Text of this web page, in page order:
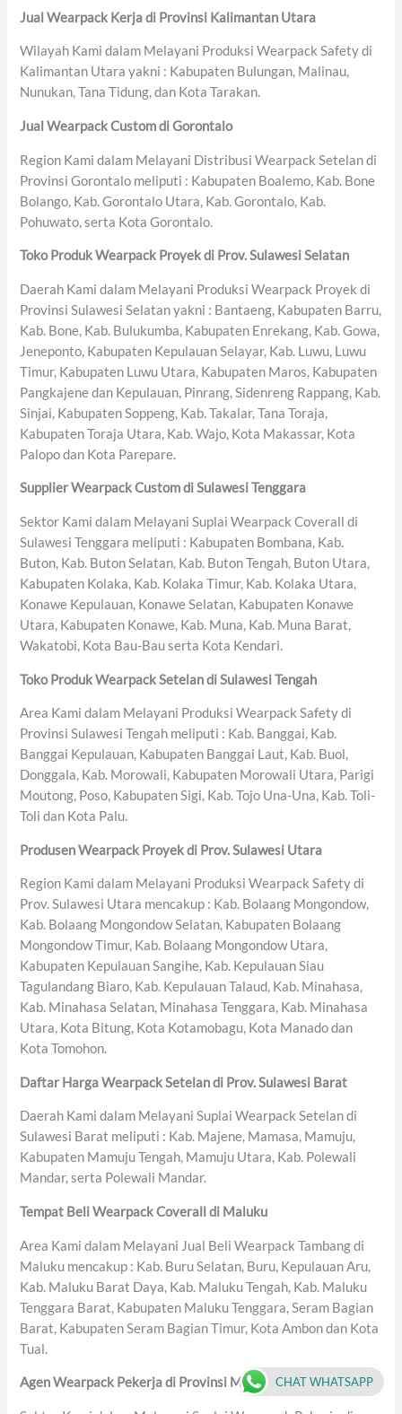
Jual Wearpack Kerja di Provinsi Kalimantan Utara
Wilayah Kami dalam Melayani Produksi Wearpack Safety di
Kalimantan Utara yakni : Kabupaten Bulungan, Malinau,
Nunukan, Tana Tidung, dan Kota Tarakan.
Jual Wearpack Custom di Gorontalo
Region Kami dalam Melayani Distribusi Wearpack Setelan di
Provinsi Gorontalo meliputi : Kabupaten Boalemo, Kab. Bone
Bolango, Kab. Gorontalo Utara, Kab. Gorontalo, Kab.
Pohuwato, serta Kota Gorontalo.
Toko Produk Wearpack Proyek di Prov. Sulawesi Selatan
Daerah Kami dalam Melayani Produksi Wearpack Proyek di
Provinsi Sulawesi Selatan yakni : Bantaeng, Kabupaten Barru,
Kab. Bone, Kab. Bulukumba, Kabupaten Enrekang, Kab. Gowa,
Jeneponto, Kabupaten Kepulauan Selayar, Kab. Luwu, Luwu
Timur, Kabupaten Luwu Utara, Kabupaten Maros, Kabupaten
Pangkajene dan Kepulauan, Pinrang, Sidenreng Rappang, Kab.
Sinjai, Kabupaten Soppeng, Kab. Takalar, Tana Toraja,
Kabupaten Toraja Utara, Kab. Wajo, Kota Makassar, Kota
Palopo dan Kota Parepare.
Supplier Wearpack Custom di Sulawesi Tenggara
Sektor Kami dalam Melayani Suplai Wearpack Coverall di
Sulawesi Tenggara meliputi : Kabupaten Bombana, Kab.
Buton, Kab. Buton Selatan, Kab. Buton Tengah, Buton Utara,
Kabupaten Kolaka, Kab. Kolaka Timur, Kab. Kolaka Utara,
Konawe Kepulauan, Konawe Selatan, Kabupaten Konawe
Utara, Kabupaten Konawe, Kab. Muna, Kab. Muna Barat,
Wakatobi, Kota Bau-Bau serta Kota Kendari.
Toko Produk Wearpack Setelan di Sulawesi Tengah
Area Kami dalam Melayani Produksi Wearpack Safety di
Provinsi Sulawesi Tengah meliputi : Kab. Banggai, Kab.
Banggai Kepulauan, Kabupaten Banggai Laut, Kab. Buol,
Donggala, Kab. Morowali, Kabupaten Morowali Utara, Parigi
Moutong, Poso, Kabupaten Sigi, Kab. Tojo Una-Una, Kab. Toli-
Toli dan Kota Palu.
Produsen Wearpack Proyek di Prov. Sulawesi Utara
Region Kami dalam Melayani Produksi Wearpack Safety di
Prov. Sulawesi Utara mencakup : Kab. Bolaang Mongondow,
Kab. Bolaang Mongondow Selatan, Kabupaten Bolaang
Mongondow Timur, Kab. Bolaang Mongondow Utara,
Kabupaten Kepulauan Sangihe, Kab. Kepulauan Siau
Tagulandang Biaro, Kab. Kepulauan Talaud, Kab. Minahasa,
Kab. Minahasa Selatan, Minahasa Tenggara, Kab. Minahasa
Utara, Kota Bitung, Kota Kotamobagu, Kota Manado dan
Kota Tomohon.
Daftar Harga Wearpack Setelan di Prov. Sulawesi Barat
Daerah Kami dalam Melayani Suplai Wearpack Setelan di
Sulawesi Barat meliputi : Kab. Majene, Mamasa, Mamuju,
Kabupaten Mamuju Tengah, Mamuju Utara, Kab. Polewali
Mandar, serta Polewali Mandar.
Tempat Beli Wearpack Coverall di Maluku
Area Kami dalam Melayani Jual Beli Wearpack Tambang di
Maluku mencakup : Kab. Buru Selatan, Buru, Kepulauan Aru,
Kab. Maluku Barat Daya, Kab. Maluku Tengah, Kab. Maluku
Tenggara Barat, Kabupaten Maluku Tenggara, Seram Bagian
Barat, Kabupaten Seram Bagian Timur, Kota Ambon dan Kota
Tual.
Agen Wearpack Pekerja di Provinsi Maluku UtaraCHAT WHATSAPP